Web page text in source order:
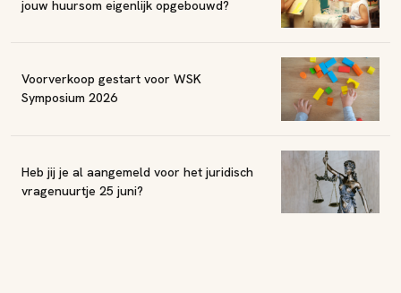
jouw huursom eigenlijk opgebouwd?
Voorverkoop gestart voor WSK
Symposium 2026
Heb jij je al aangemeld voor het juridisch
vragenuurtje 25 juni?